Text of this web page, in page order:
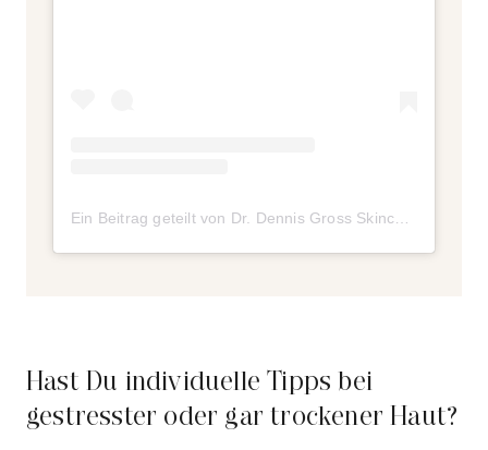
Ein Beitrag geteilt von Dr. Dennis Gross Skincare (@drdennisgross)
Hast Du individuelle Tipps bei
gestresster oder gar trockener Haut?